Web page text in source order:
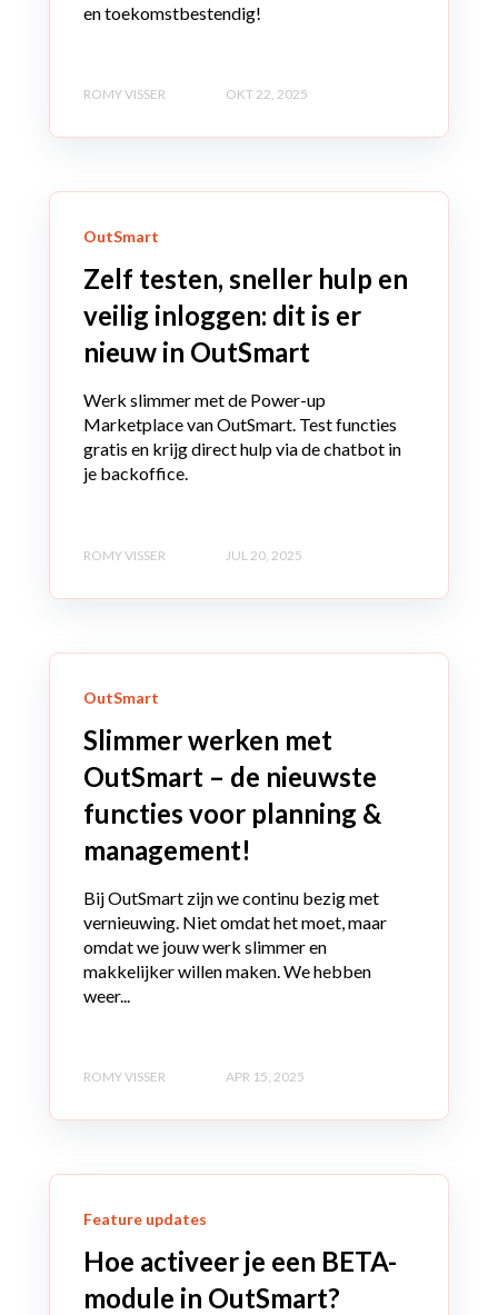
en toekomstbestendig!
ROMY VISSER OKT 22, 2025
OutSmart
Zelf testen, sneller hulp en
veilig inloggen: dit is er
nieuw in OutSmart
Werk slimmer met de Power-up
Marketplace van OutSmart. Test functies
gratis en krijg direct hulp via de chatbot in
je backoffice.
ROMY VISSER JUL 20, 2025
OutSmart
Slimmer werken met
OutSmart – de nieuwste
functies voor planning &
management!
Bij OutSmart zijn we continu bezig met
vernieuwing. Niet omdat het moet, maar
omdat we jouw werk slimmer en
makkelijker willen maken. We hebben
weer...
ROMY VISSER APR 15, 2025
Feature updates
Hoe activeer je een BETA-
module in OutSmart?